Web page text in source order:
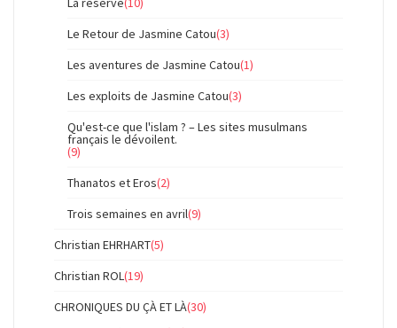
Le Retour de Jasmine Catou(3)
Les aventures de Jasmine Catou(1)
Les exploits de Jasmine Catou(3)
Qu'est-ce que l'islam ? – Les sites musulmans
français le dévoilent.
(9)
Thanatos et Eros(2)
Trois semaines en avril(9)
Christian EHRHART(5)
Christian ROL (19)
CHRONIQUES DU ÇÀ ET LÀ(30)